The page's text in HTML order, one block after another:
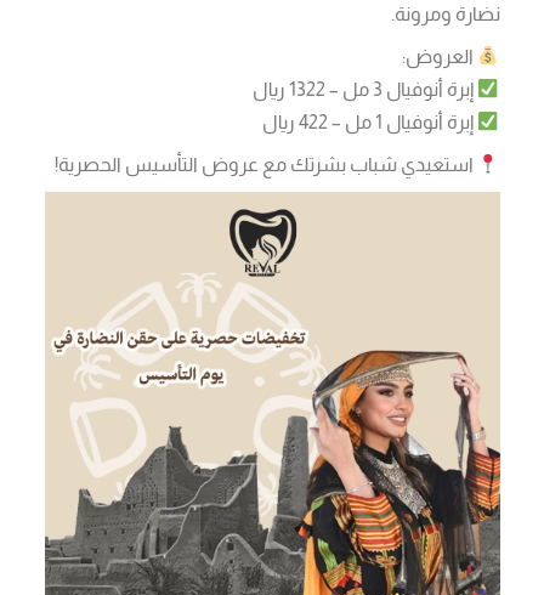
نضارة ومرونة.
العروض:
إبرة أنوفيال 3 مل – 1322 ريال
إبرة أنوفيال 1 مل – 422 ريال
استعيدي شباب بشرتك مع عروض التأسيس الحصرية!